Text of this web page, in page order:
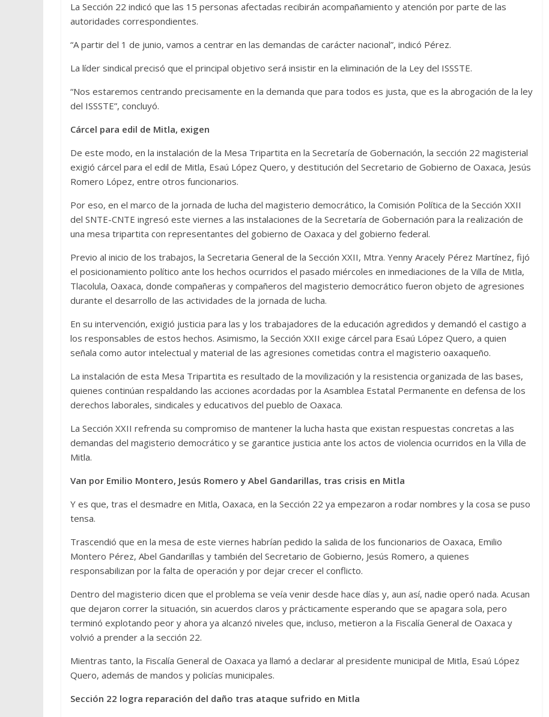
La Sección 22 indicó que las 15 personas afectadas recibirán acompañamiento y atención por parte de las
autoridades correspondientes.
“A partir del 1 de junio, vamos a centrar en las demandas de carácter nacional”, indicó Pérez.
La líder sindical precisó que el principal objetivo será insistir en la eliminación de la Ley del ISSSTE.
“Nos estaremos centrando precisamente en la demanda que para todos es justa, que es la abrogación de la ley
del ISSSTE”, concluyó.
Cárcel para edil de Mitla, exigen
De este modo, en la instalación de la Mesa Tripartita en la Secretaría de Gobernación, la sección 22 magisterial
exigió cárcel para el edil de Mitla, Esaú López Quero, y destitución del Secretario de Gobierno de Oaxaca, Jesús
Romero López, entre otros funcionarios.
Por eso, en el marco de la jornada de lucha del magisterio democrático, la Comisión Política de la Sección XXII
del SNTE-CNTE ingresó este viernes a las instalaciones de la Secretaría de Gobernación para la realización de
una mesa tripartita con representantes del gobierno de Oaxaca y del gobierno federal.
Previo al inicio de los trabajos, la Secretaria General de la Sección XXII, Mtra. Yenny Aracely Pérez Martínez, fijó
el posicionamiento político ante los hechos ocurridos el pasado miércoles en inmediaciones de la Villa de Mitla,
Tlacolula, Oaxaca, donde compañeras y compañeros del magisterio democrático fueron objeto de agresiones
durante el desarrollo de las actividades de la jornada de lucha.
En su intervención, exigió justicia para las y los trabajadores de la educación agredidos y demandó el castigo a
los responsables de estos hechos. Asimismo, la Sección XXII exige cárcel para Esaú López Quero, a quien
señala como autor intelectual y material de las agresiones cometidas contra el magisterio oaxaqueño.
La instalación de esta Mesa Tripartita es resultado de la movilización y la resistencia organizada de las bases,
quienes continúan respaldando las acciones acordadas por la Asamblea Estatal Permanente en defensa de los
derechos laborales, sindicales y educativos del pueblo de Oaxaca.
La Sección XXII refrenda su compromiso de mantener la lucha hasta que existan respuestas concretas a las
demandas del magisterio democrático y se garantice justicia ante los actos de violencia ocurridos en la Villa de
Mitla.
Van por Emilio Montero, Jesús Romero y Abel Gandarillas, tras crisis en Mitla
Y es que, tras el desmadre en Mitla, Oaxaca, en la Sección 22 ya empezaron a rodar nombres y la cosa se puso
tensa.
Trascendió que en la mesa de este viernes habrían pedido la salida de los funcionarios de Oaxaca, Emilio
Montero Pérez, Abel Gandarillas y también del Secretario de Gobierno, Jesús Romero, a quienes
responsabilizan por la falta de operación y por dejar crecer el conflicto.
Dentro del magisterio dicen que el problema se veía venir desde hace días y, aun así, nadie operó nada. Acusan
que dejaron correr la situación, sin acuerdos claros y prácticamente esperando que se apagara sola, pero
terminó explotando peor y ahora ya alcanzó niveles que, incluso, metieron a la Fiscalía General de Oaxaca y
volvió a prender a la sección 22.
Mientras tanto, la Fiscalía General de Oaxaca ya llamó a declarar al presidente municipal de Mitla, Esaú López
Quero, además de mandos y policías municipales.
Sección 22 logra reparación del daño tras ataque sufrido en Mitla